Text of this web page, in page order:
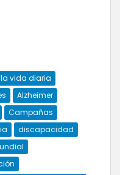
vida diaria
Alzheimer
Campañas
discapacidad